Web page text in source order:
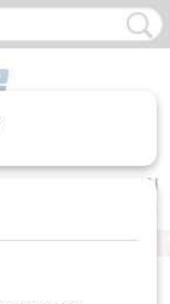
UW WINKELWAGEN